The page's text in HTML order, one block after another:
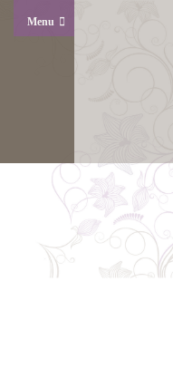
Menu